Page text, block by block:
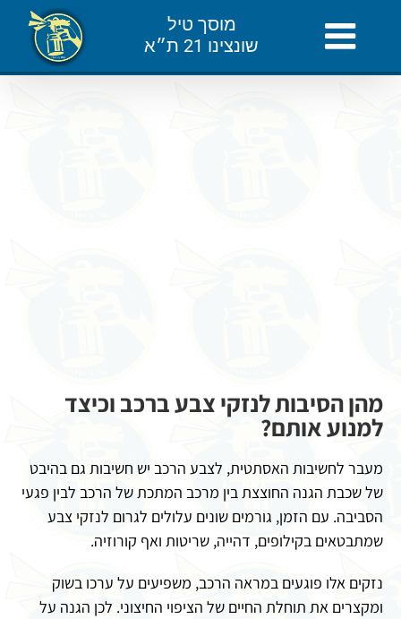
מוסך טיל
שונצינו 21 ת״א
מהן הסיבות לנזקי צבע ברכב וכיצד
למנוע אותם?
מעבר לחשיבות האסתטית, לצבע הרכב יש חשיבות גם בהיבט
של שכבת הגנה החוצצת בין מרכב המתכת של הרכב לבין פגעי
הסביבה. עם הזמן, גורמים שונים עלולים לגרום לנזקי צבע
שמתבטאים בקילופים, דהייה, שריטות ואף קורוזיה.
נזקים אלו פוגעים במראה הרכב, משפיעים על ערכו בשוק
ומקצרים את תוחלת החיים של הציפוי החיצוני. לכן הגנה על